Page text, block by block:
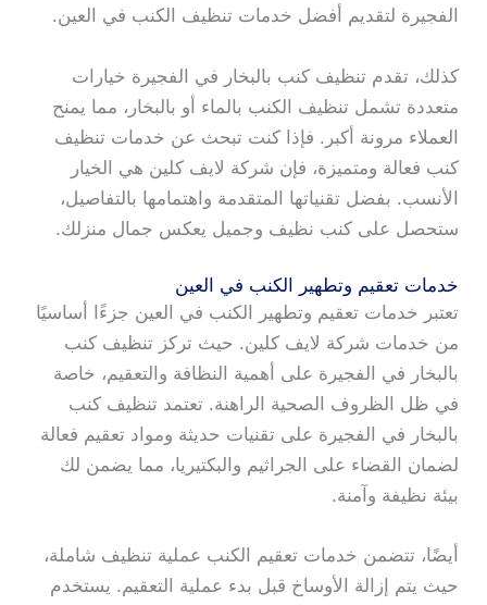
الفجيرة لتقديم أفضل خدمات تنظيف الكنب في العين.
كذلك، تقدم تنظيف كنب بالبخار في الفجيرة خيارات
متعددة تشمل تنظيف الكنب بالماء أو بالبخار، مما يمنح
العملاء مرونة أكبر. فإذا كنت تبحث عن خدمات تنظيف
كنب فعالة ومتميزة، فإن شركة لايف كلين هي الخيار
الأنسب. بفضل تقنياتها المتقدمة واهتمامها بالتفاصيل،
ستحصل على كنب نظيف وجميل يعكس جمال منزلك.
خدمات تعقيم وتطهير الكنب في العين
تعتبر خدمات تعقيم وتطهير الكنب في العين جزءًا أساسيًا
من خدمات شركة لايف كلين. حيث تركز تنظيف كنب
بالبخار في الفجيرة على أهمية النظافة والتعقيم، خاصة
في ظل الظروف الصحية الراهنة. تعتمد تنظيف كنب
بالبخار في الفجيرة على تقنيات حديثة ومواد تعقيم فعالة
لضمان القضاء على الجراثيم والبكتيريا، مما يضمن لك
بيئة نظيفة وآمنة.
أيضًا، تتضمن خدمات تعقيم الكنب عملية تنظيف شاملة،
حيث يتم إزالة الأوساخ قبل بدء عملية التعقيم. يستخدم